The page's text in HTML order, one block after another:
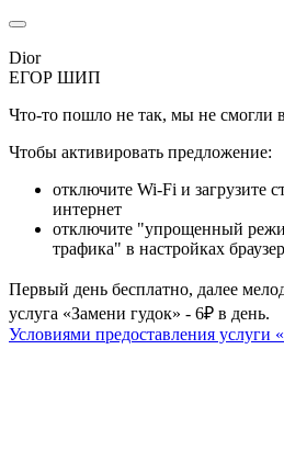
Dior
ЕГОР ШИП
Что-то пошло не так, мы не смогли
Чтобы активировать предложение:
отключите Wi-Fi и загрузите
интернет
отключите "упрощенный
трафика" в настройках
Первый день бесплатно, далее
услуга «Замени гудок» - 6₽ в день.
Условиями предоставления услуги